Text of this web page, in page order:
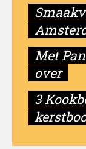
Met
over
3